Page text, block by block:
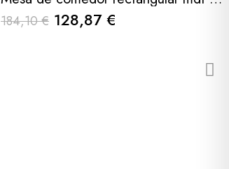
184,10 € 128,87 €